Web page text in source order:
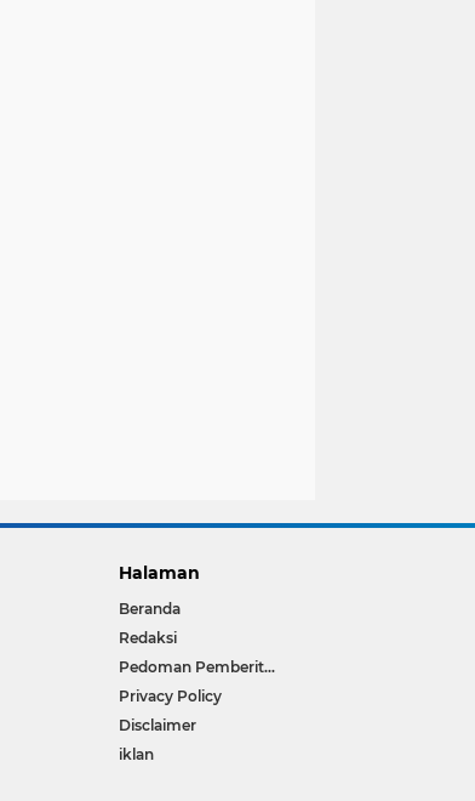
Halaman
Beranda
Redaksi
Pedoman Pemberitaan Media Siber
Privacy Policy
Disclaimer
iklan